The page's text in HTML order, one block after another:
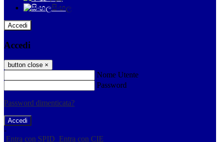
සිංහල
Accedi
Accedi
button close ×
Nome Utente
Password
Password dimenticata?
-
Entra con SPID Entra con CIE